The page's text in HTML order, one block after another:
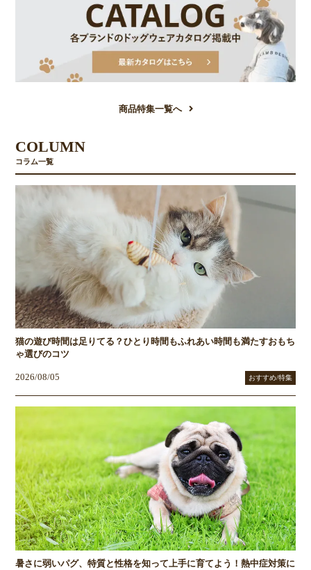
商品特集一覧へ
COLUMN
コラム一覧
猫の遊び時間は足りてる？ひとり時間もふれあい時間も満たすおもち
ゃ選びのコツ
2026/08/05 おすすめ/特集
暑さに弱いパグ、特質と性格を知って上手に育てよう！熱中症対策に